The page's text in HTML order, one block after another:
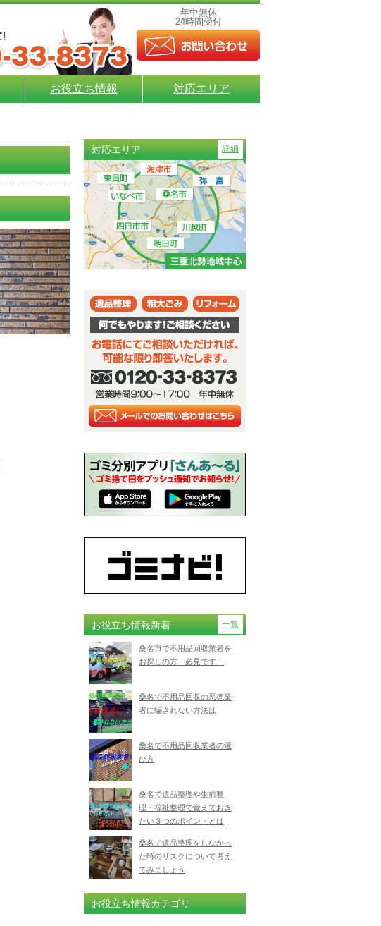
年中無休
24時間受付
お役立ち情報 対応エリア
対応エリア 詳細
お役立ち情報新着 一覧
桑名市で不用品回収業者を
お探しの方 必見です！
桑名で不用品回収の悪徳業
者に騙されない方法は
桑名で不用品回収業者の選
び方
桑名で遺品整理や生前整
理・福祉整理で覚えておき
たい３つのポイントとは
桑名で遺品整理をしなかっ
た時のリスクについて考え
てみましょう
お役立ち情報カテゴリ